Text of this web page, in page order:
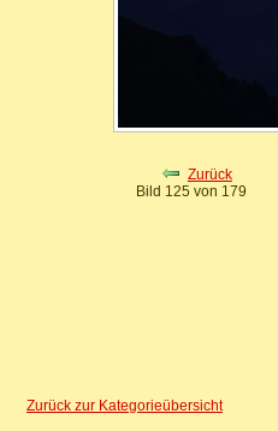
Zurück
Bild 125 von 179
Zurück zur Kategorieübersicht